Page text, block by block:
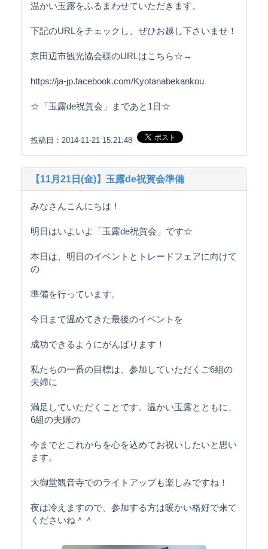
温かい玉露をふるまわせていただきます。
下記のURLをチェックし、ぜひお越し下さいませ！
京田辺市観光協会様のURLはこちら☆→
https://ja-jp.facebook.com/Kyotanabekankou
☆「玉露de祝賀会」まであと1日☆
投稿日：2014-11-21 15:21:48
【11月21日(金)】玉露de祝賀会準備
みなさんこんにちは！
明日はいよいよ「玉露de祝賀会」です☆
本日は、明日のイベントとトレードフェアに向けて
の
準備を行っています。
今日まで温めてきた最後のイベントを
成功できるようにがんばります！
私たちの一番の目標は、参加していただくご6組の
夫婦に
満足していただくことです。温かい玉露とともに、
6組の夫婦の
今までとこれからを心を込めてお祝いしたいと思い
ます。
大御堂観音寺でのライトアップも楽しみですね！
夜は冷えますので、参加する方は暖かい格好で来て
くださいね＾＾